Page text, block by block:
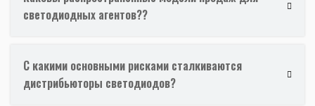
светодиодных агентов??
С какими основными рисками сталкиваются
дистрибьюторы светодиодов?